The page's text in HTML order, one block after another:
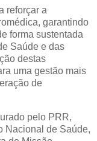
reforçar a
garantindo
forma sustentada
Saúde e das
destas
uma gestão mais
de
pelo PRR,
Nacional de Saúde,